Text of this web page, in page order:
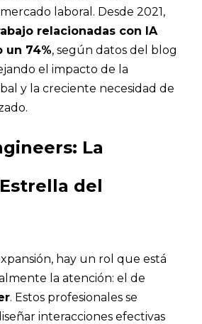
laboral. Desde 2021,
relacionadas con IA
un 74%, según datos del blog
el impacto de la
y la creciente necesidad de
La
del
hay un rol que está
la atención: el de
. Estos profesionales se
interacciones efectivas